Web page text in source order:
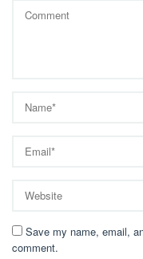
Save my name, email,
comment.